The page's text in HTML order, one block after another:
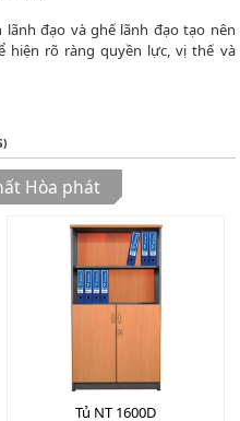
lãnh đạo và ghế lãnh đạo tạo nên
rõ ràng quyền lực, vị thế và
Hòa phát
Tủ NT 1600D